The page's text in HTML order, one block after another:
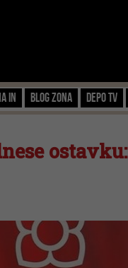
IN Blog zona Depo TV
ostavku: